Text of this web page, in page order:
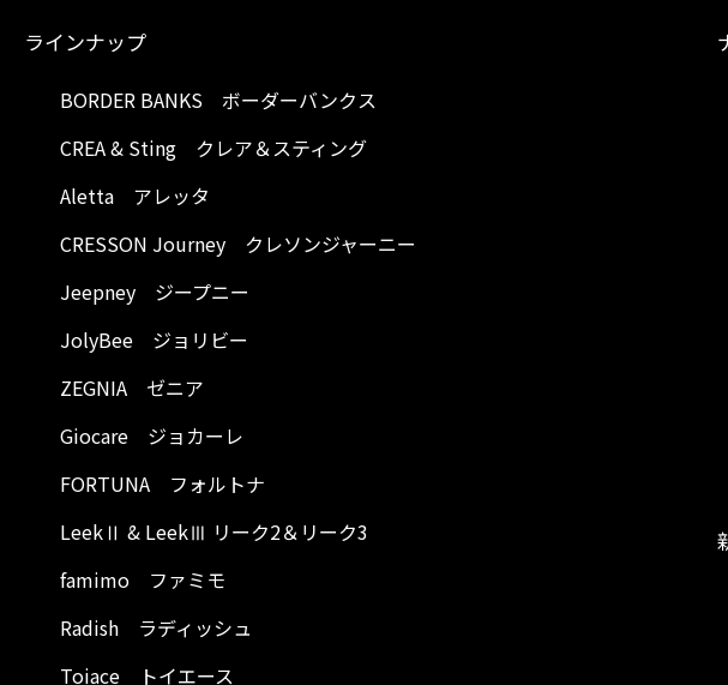
ラインナップ
BORDER BANKS ボーダーバンクス
CREA & Sting クレア＆スティング
Aletta アレッタ
CRESSON Journey クレソンジャーニー
Jeepney ジープニー
JolyBee ジョリビー
ZEGNIA ゼニア
Giocare ジョカーレ
FORTUNA フォルトナ
LeekⅡ & LeekⅢ リーク2＆リーク3
famimo ファミモ
Radish ラディッシュ
Toiace トイエース